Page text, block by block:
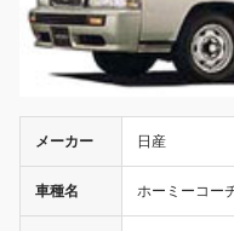
メーカー 日産
車種名 ホーミーコー